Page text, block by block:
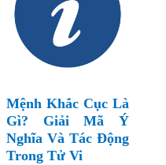
Mệnh Khắc Cục Là
Gì? Giải Mã Ý
Nghĩa Và Tác Động
Trong Tử Vi